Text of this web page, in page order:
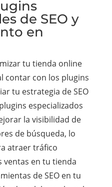
de SEO y
en
tu tienda online
contar con los plugins
tu estrategia de SEO
especializados
la visibilidad de
de búsqueda, lo
atraer tráfico
ventas en tu tienda
de SEO en tu